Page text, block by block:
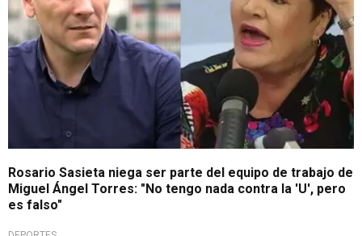
Rosario Sasieta niega ser parte del equipo de trabajo de
Miguel Ángel Torres: "No tengo nada contra la 'U', pero
es falso"